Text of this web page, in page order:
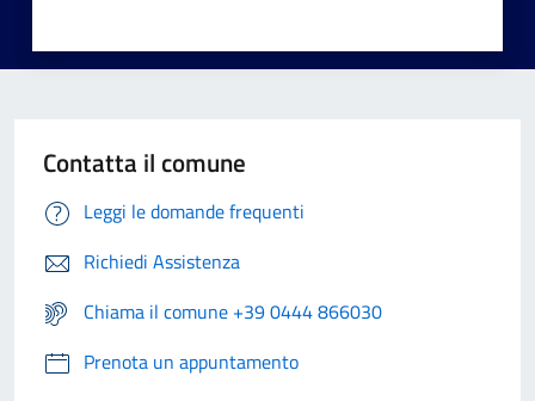
Contatta il comune
Leggi le domande frequenti
Richiedi Assistenza
Chiama il comune +39 0444 866030
Prenota un appuntamento